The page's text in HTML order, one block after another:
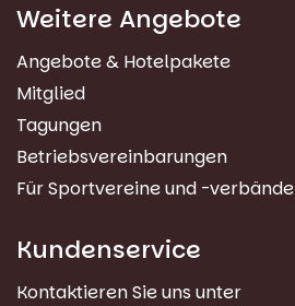
Weitere Angebote
Angebote & Hotelpakete
Mitglied
Tagungen
Betriebsvereinbarungen
Für Sportvereine und -verbände
Kundenservice
Kontaktieren Sie uns unter